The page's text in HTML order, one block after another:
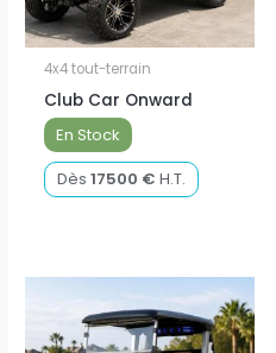
4x4 tout-terrain
Club Car Onward
En Stock
Dès17500 € H.T.